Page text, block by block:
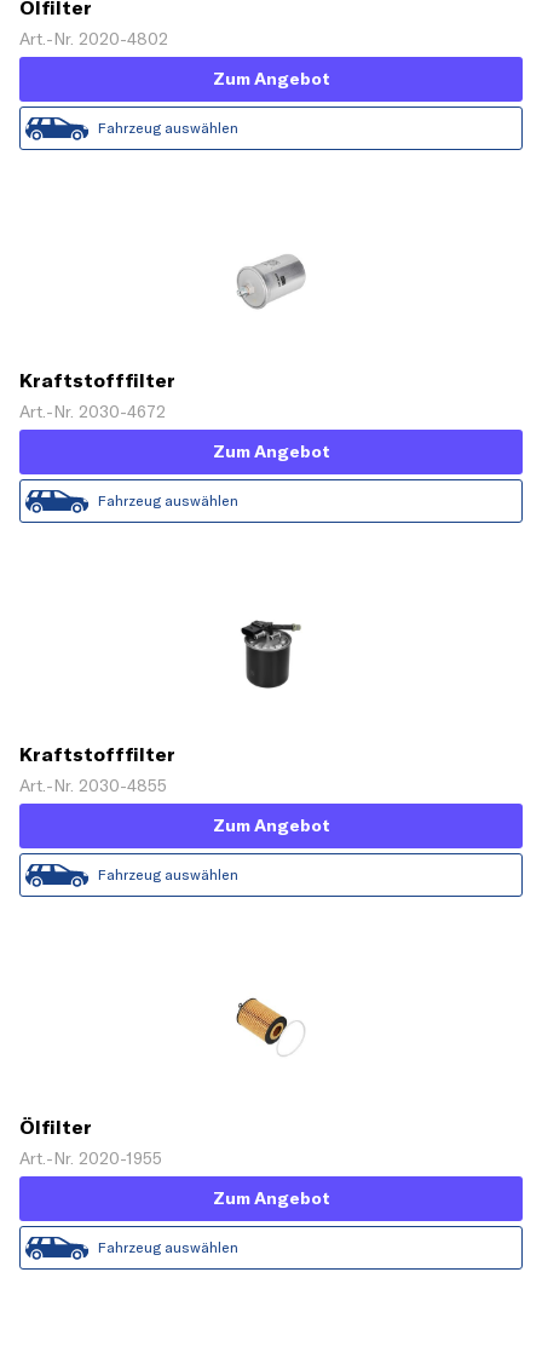
Ölfilter
Art.-Nr. 2020-4802
Zum Angebot
Fahrzeug auswählen
Kraftstofffilter
Art.-Nr. 2030-4672
Zum Angebot
Fahrzeug auswählen
Kraftstofffilter
Art.-Nr. 2030-4855
Zum Angebot
Fahrzeug auswählen
Ölfilter
Art.-Nr. 2020-1955
Zum Angebot
Fahrzeug auswählen